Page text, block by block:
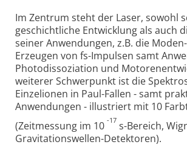
Im Zentrum steht der Laser, sowohl
geschichtliche Entwicklung als auch
seiner Anwendungen, z.B. die
Erzeugen von fs-Impulsen samt
Photodissoziation und
weiterer Schwerpunkt ist die
Einzelionen in Paul-Fallen - samt
Anwendungen - illustriert mit 10
(Zeitmessung im 10 -17 s-Bereich,
Gravitationswellen-Detektoren).